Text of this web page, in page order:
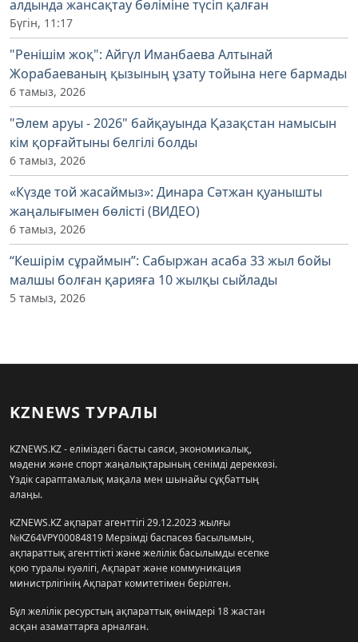
алдында жансақтау бөліміне түсіп қалған
Бүгін, 11:17
"Ренішім жоқ": Айгүл Иманбаева Алтынай
Жорабаеваның қызының ұзату тойына неге бармады
6 тамыз, 2026
"Әлем аруы - 2026" байқауында Қазақстан намысын
кім қорғайтыны белгілі болды
6 тамыз, 2026
«Күзде той жасаймыз»: Динара Сәтжан қуанышты
жаңалығымен бөлісті (ВИДЕО)
6 тамыз, 2026
“Кешірім сұраймын”: Сабыржан асаба 33 жыл бойы
малшы болған қарияға 10 жылқы сыйлады
5 тамыз, 2026
KZNEWS ТУРАЛЫ
KZNEWS.KZ - еліміздегі басты саяси, экономикалық,
мәдени және спорт жаңалықтарының сенімді дереккөзі.
Үздік сараптамалық мақала мен шынайы сұқбаттың
алаңы.
KZNEWS.KZ ақпарат агенттігі 29.12.2023 жылғы
№KZ64VPY00084819 Мерзімді баспасөз басылымын,
ақпараттық агенттікті және желілік басылымды есепке
қою туралы куәлігі, Ақпарат және коммуникация
министрлігінің Ақпарат комитетімен берілген.
Бұл желілік ресурстың ақпараттық өнімдері 18 жастан
асқан азаматтарға арналған.